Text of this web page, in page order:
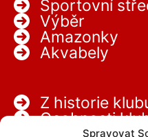
Spravovat
Sportovní
Výběr
Amazonky
Akvabely
Z historie
Osobnosti